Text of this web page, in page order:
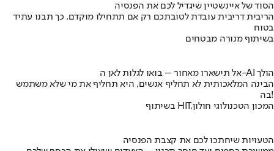
הסוד של איינשטיין שיגדיל לכם את הפנסיה
הריבית דריבית עובדת לטובתכם רק אם תתחילו מוקדם. כך תבנו עתיד
בטוח
בשיתוף מנורה מבטחים
אל תישארו מאחור – בואו לגלות לאן ה-AI הולך
הבינה המלאכותית לא תחליף אנשים, היא תחליף את מי שלא משתמש
בה!
בשיתוף HIT,המכון הטכנולוגי חולון
הטעויות שיחתכו לכם את קצבת הפנסיה